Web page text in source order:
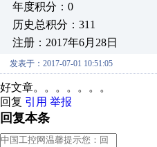
年度积分：0
历史总积分：311
注册：2017年6月28日
发表于：2017-07-01 10:51:05
好文章。。。。。。。
回复 引用 举报
回复本条